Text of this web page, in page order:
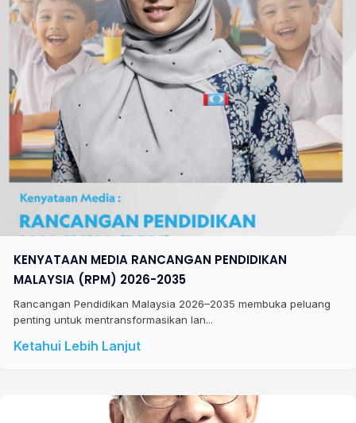
KENYATAAN MEDIA RANCANGAN PENDIDIKAN
MALAYSIA (RPM) 2026-2035
Rancangan Pendidikan Malaysia 2026–2035 membuka peluang
penting untuk mentransformasikan lan...
Ketahui Lebih Lanjut